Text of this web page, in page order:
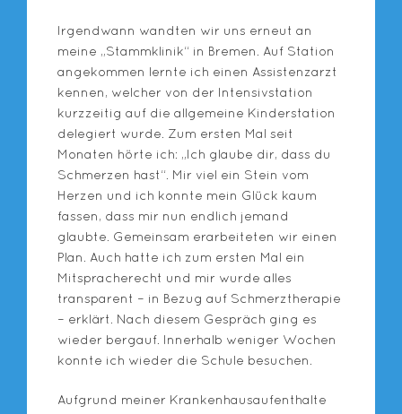
Irgendwann wandten wir uns erneut an
meine „Stammklinik“ in Bremen. Auf Station
angekommen lernte ich einen Assistenzarzt
kennen, welcher von der Intensivstation
kurzzeitig auf die allgemeine Kinderstation
delegiert wurde. Zum ersten Mal seit
Monaten hörte ich: „Ich glaube dir, dass du
Schmerzen hast“. Mir viel ein Stein vom
Herzen und ich konnte mein Glück kaum
fassen, dass mir nun endlich jemand
glaubte. Gemeinsam erarbeiteten wir einen
Plan. Auch hatte ich zum ersten Mal ein
Mitspracherecht und mir wurde alles
transparent – in Bezug auf Schmerztherapie
– erklärt. Nach diesem Gespräch ging es
wieder bergauf. Innerhalb weniger Wochen
konnte ich wieder die Schule besuchen.
Aufgrund meiner Krankenhausaufenthalte